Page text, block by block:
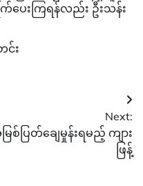
ပေးကြရန်လည်း ဦးသန်း
း
Next:
ြစ်ပြတ်ချေမှုန်းရမည့် ကျား
ဖြန့်